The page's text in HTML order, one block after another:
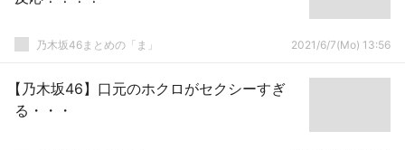
乃木坂46まとめの「ま」 2021/6/7(Mo) 13:56
【乃木坂46】口元のホクロがセクシーすぎ
る・・・